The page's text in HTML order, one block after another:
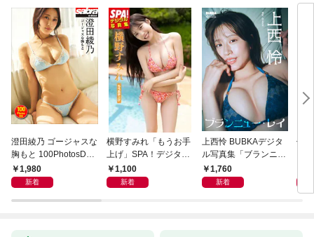
澄田綾乃 ゴージャスな
胸もと 100PhotosDX
[sabra net e-Book]
1,980
新着
横野すみれ「もうお手
上げ」SPA！デジタル
写真集
1,100
新着
上西怜 BUBKAデジタ
ル写真集「ブランニュ
ー・レイ」
1,760
新着
似
写